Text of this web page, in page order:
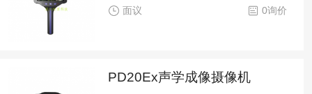
0询价
面议
PD20Ex声学成像摄像机